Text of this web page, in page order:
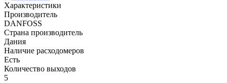
Характеристики
Производитель
DANFOSS
Страна производитель
Дания
Наличие расходомеров
Есть
Количество выходов
5